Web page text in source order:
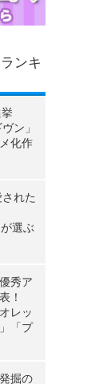
ンキ
ン」
化作
れた
が選ぶ
秀ア
！
レッ
「プ
掘の